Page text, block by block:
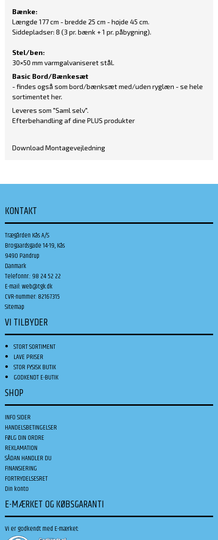
Bænke:
Længde 177 cm - bredde 25 cm - højde 45 cm.
Siddepladser: 8 (3 pr. bænk + 1 pr. påbygning).
Stel/ben:
30×50 mm varmgalvaniseret stål.
Basic Bord/Bænkesæt
- findes også som bord/bænksæt med/uden ryglæn - se hele
sortimentether.
Leveres som "Saml selv".
Efterbehandling af dine PLUS produkter
Download Montagevejledning
KONTAKT
Trægården Kås A/S
Brogaardsgade 14-19, Kås
9490 Pandrup
Danmark
Telefonnr.: 98 24 52 22
E-mail:web@tgk.dk
CVR-nummer: 82167315
Sitemap
VI TILBYDER
STORT SORTIMENT
LAVE PRISER
STOR FYSISK BUTIK
GODKENDT E-BUTIK
SHOP
INFO SIDER
HANDELSBETINGELSER
FØLG DIN ORDRE
REKLAMATION
SÅDAN HANDLER DU
FINANSIERING
FORTRYDELSESRET
Din konto
E-MÆRKET OG KØBSGARANTI
Vi er godkendt med E-mærket: